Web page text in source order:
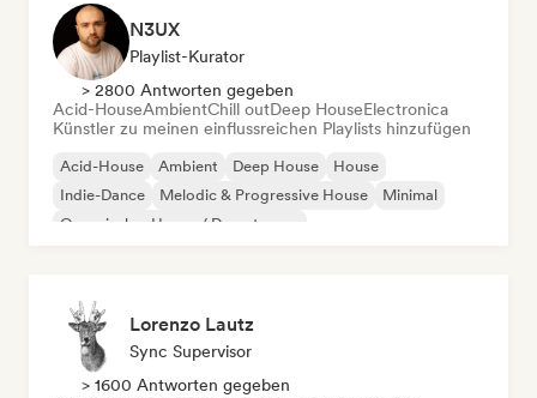
N3UX
Playlist-Kurator
> 2800 Antworten gegeben
Acid-HouseAmbientChill outDeep HouseElectronica
Künstler zu meinen einflussreichen Playlists hinzufügen
Acid-House Ambient Deep House
House
Indie-Dance
Melodic & Progressive House
Minimal
Organischer House / Downtempo
Lorenzo Lautz
Sync Supervisor
> 1600 Antworten gegeben